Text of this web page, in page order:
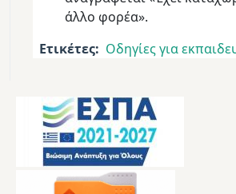
άλλο φορέα».
Ετικέτες
Οδηγίες για